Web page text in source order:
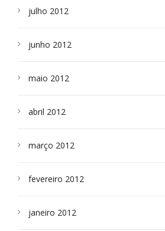
julho 2012
junho 2012
maio 2012
abril 2012
março 2012
fevereiro 2012
janeiro 2012